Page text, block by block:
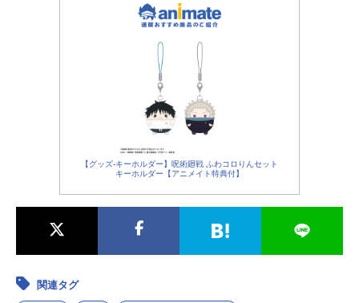
【グッズ-キーホルダー】呪術廻戦 ふわコロりんセット
キーホルダー【アニメイト特典付】
関連タグ